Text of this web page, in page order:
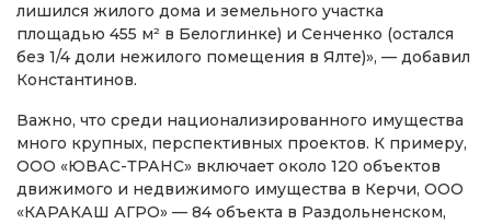
лишился жилого дома и земельного участка
площадью 455 м² в Белоглинке) и Сенченко (остался
без 1/4 доли нежилого помещения в Ялте)», — добавил
Константинов.
Важно, что среди национализированного имущества
много крупных, перспективных проектов. К примеру,
ООО «ЮВАС-ТРАНС» включает около 120 объектов
движимого и недвижимого имущества в Керчи, ООО
«КАРАКАШ АГРО» — 84 объекта в Раздольненском,